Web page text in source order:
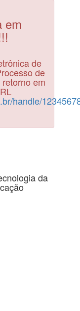
em
de
de
em
handle/
da